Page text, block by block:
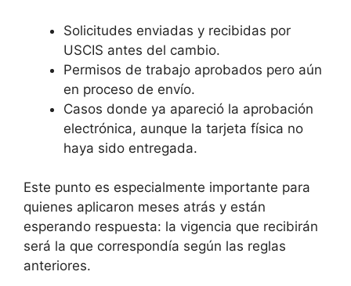
Solicitudes enviadas y recibidas por
USCIS antes del cambio.
Permisos de trabajo aprobados pero aún
en proceso de envío.
Casos donde ya apareció la aprobación
electrónica, aunque la tarjeta física no
haya sido entregada.
Este punto es especialmente importante para
quienes aplicaron meses atrás y están
esperando respuesta: la vigencia que recibirán
será la que correspondía según las reglas
anteriores.